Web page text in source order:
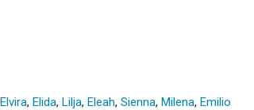
Elvira, Elida, Lilja, Eleah, Sienna, Milena, Emilio